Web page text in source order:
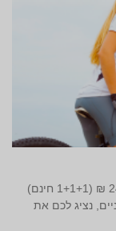
מדרסים לרוכבי אופניים 750 ₪ בלבד במקום 2400 ₪ (1+1+1 חינם)
נציג לכם את